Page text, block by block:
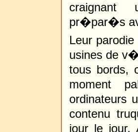
craignant
pr�par�s
Leur
usines de
tous bords,
moment
ordinateurs
contenu
jour le jour.